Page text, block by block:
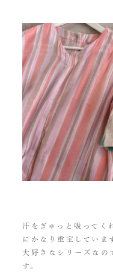
汗をぎゅっと吸ってく
にかなり重宝していま
大好きなシリーズなの
す。